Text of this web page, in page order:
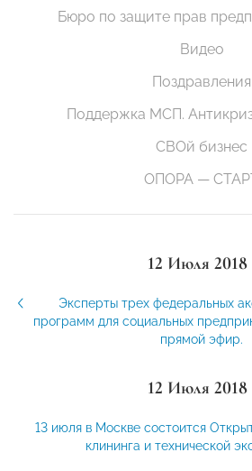
Бюро по защите прав
Видео
Поздравления
Поддержка МСП.
СВОй бизнес
ОПОРА —
12 Июля 2018
Эксперты трех федеральных
программ для социальных
прямой эфир.
12 Июля 2018
13 июля в Москве состоится
клининга и технической